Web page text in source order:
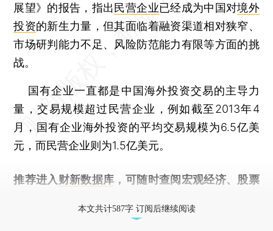
展望》的报告，指出民营企业已经成为中国对境外
投资的新生力量，但其面临着融资渠道相对狭窄、
市场研判能力不足、风险防范能力有限等方面的挑
战。
国有企业一直都是中国海外投资交易的主导力
量，交易规模超过民营企业，例如截至2013年4
月，国有企业海外投资的平均交易规模为6.5亿美
元，而民营企业则为1.5亿美元。
推荐进入 财新数据库 ，可随时查阅宏观经济、股票
本文共计587字 订阅后继续阅读